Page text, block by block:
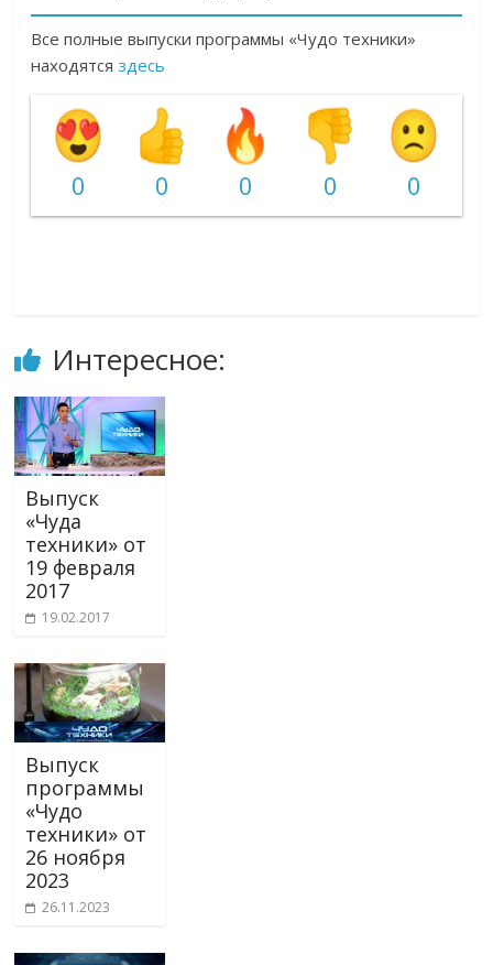
Все полные выпуски программы «Чудо техники»
находятсяздесь
0 0 0 0 0
Интересное:
Выпуск
«Чуда
техники» от
19 февраля
2017
19.02.2017
Выпуск
программы
«Чудо
техники» от
26 ноября
2023
26.11.2023